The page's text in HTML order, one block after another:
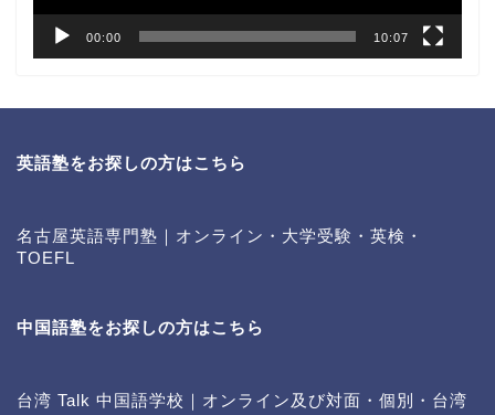
00:00 10:07
英語塾をお探しの方はこちら
名古屋英語専門塾｜オンライン・大学受験・英検・
TOEFL
中国語塾をお探しの方はこちら
台湾 Talk 中国語学校｜オンライン及び対面・個別・台湾